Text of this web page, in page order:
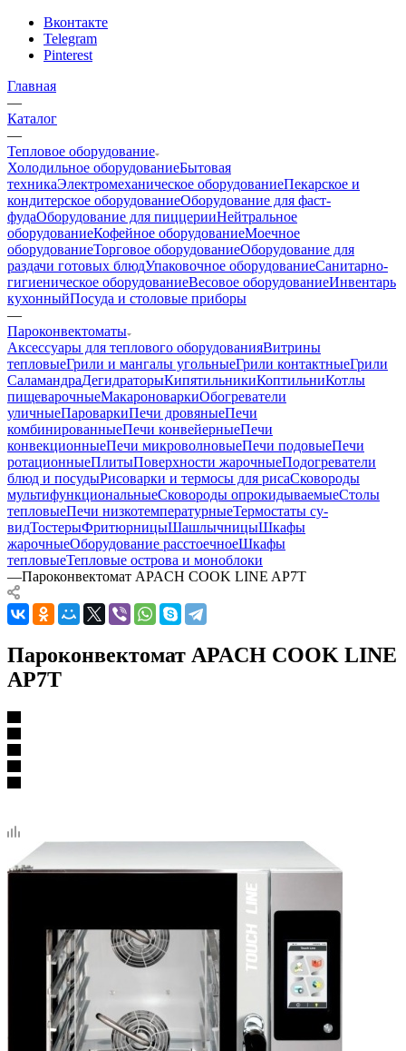
Вконтакте
Telegram
Pinterest
Главная
—
Каталог
—
Тепловое оборудование
Холодильное оборудованиеБытовая
техникаЭлектромеханическое оборудованиеПекарское и
кондитерское оборудованиеОборудование для фаст-
фудаОборудование для пиццерииНейтральное
оборудованиеКофейное оборудованиеМоечное
оборудованиеТорговое оборудованиеОборудование для
раздачи готовых блюдУпаковочное оборудованиеСанитарно-
гигиеническое оборудованиеВесовое оборудованиеИнвентарь
кухонныйПосуда и столовые приборы
—
Пароконвектоматы
Аксессуары для теплового оборудованияВитрины
тепловыеГрили и мангалы угольныеГрили контактныеГрили
СаламандраДегидраторыКипятильникиКоптильниКотлы
пищеварочныеМакароноваркиОбогреватели
уличныеПароваркиПечи дровяныеПечи
комбинированныеПечи конвейерныеПечи
конвекционныеПечи микроволновыеПечи подовыеПечи
ротационныеПлитыПоверхности жарочныеПодогреватели
блюд и посудыРисоварки и термосы для рисаСковороды
мультифункциональныеСковороды опрокидываемыеСтолы
тепловыеПечи низкотемпературныеТермостаты су-
видТостерыФритюрницыШашлычницыШкафы
жарочныеОборудование расстоечноеШкафы
тепловыеТепловые острова и моноблоки
—Пароконвектомат APACH COOK LINE AP7T
Пароконвектомат APACH COOK LINE
AP7T